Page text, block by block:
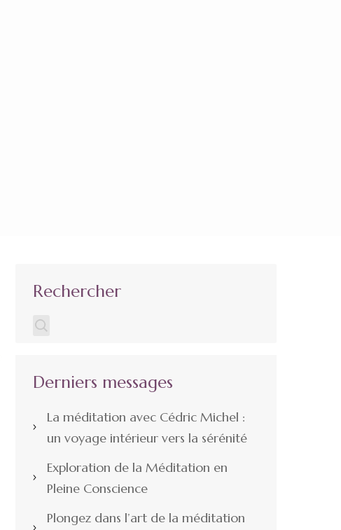
Rechercher
Derniers messages
La méditation avec Cédric Michel :
un voyage intérieur vers la sérénité
Exploration de la Méditation en
Pleine Conscience
Plongez dans l’art de la méditation